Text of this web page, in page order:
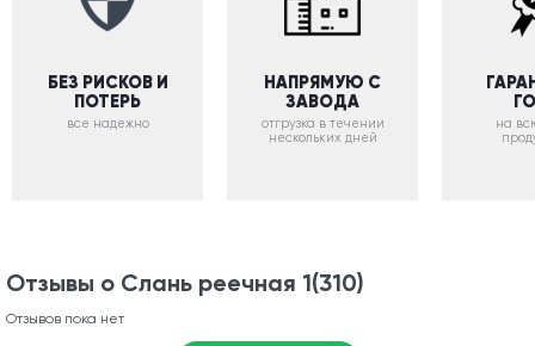
БЕЗ РИСКОВ И
ПОТЕРЬ
все надежно
НАПРЯМУЮ С
ЗАВОДА
отгрузка в течении
нескольких дней
на
Отзывы о Слань реечная 1(310)
Отзывов пока нет